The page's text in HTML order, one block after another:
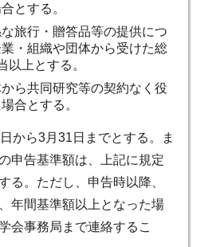
とする。
旅行・贈答品等の提供につ
・組織や団体から受けた総
以上とする。
ら共同研究等の契約なく役
合とする。
から3月31日までとする。ま
申告基準額は、上記に規定
る。ただし、申告時以降、
年間基準額以上となった場
会事務局まで連絡するこ